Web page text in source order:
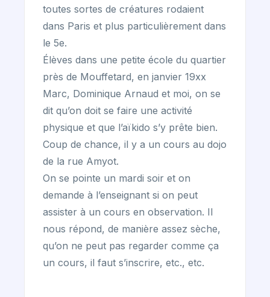
toutes sortes de créatures rodaient
dans Paris et plus particulièrement dans
le 5e.
Élèves dans une petite école du quartier
près de Mouffetard, en janvier 19xx
Marc, Dominique Arnaud et moi, on se
dit qu’on doit se faire une activité
physique et que l’aïkido s’y prête bien.
Coup de chance, il y a un cours au dojo
de la rue Amyot.
On se pointe un mardi soir et on
demande à l’enseignant si on peut
assister à un cours en observation. Il
nous répond, de manière assez sèche,
qu’on ne peut pas regarder comme ça
un cours, il faut s’inscrire, etc., etc.